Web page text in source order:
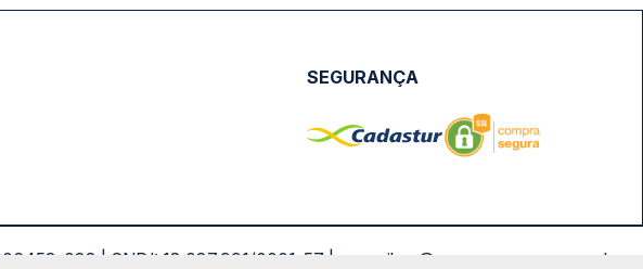
SEGURANÇA
038 | CNPJ: 18.087.991/0001-57 | saconibus@queropassagem.com.br